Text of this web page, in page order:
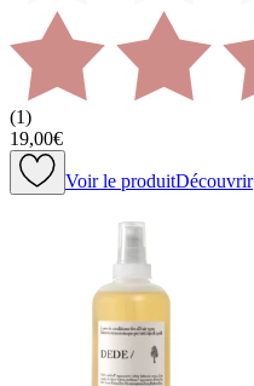
(1)
19,00€
Voir le produitDécouvrir